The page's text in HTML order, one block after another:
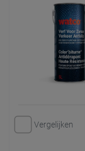
Vergelijken